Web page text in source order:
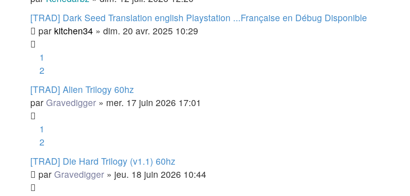
[TRAD] Dark Seed Translation english Playstation ...Française en Débug Disponible
par kitchen34 » dim. 20 avr. 2025 10:29
1
2
[TRAD] Alien Trilogy 60hz
par Gravedigger » mer. 17 juin 2026 17:01
1
2
[TRAD] Die Hard Trilogy (v1.1) 60hz
par Gravedigger » jeu. 18 juin 2026 10:44